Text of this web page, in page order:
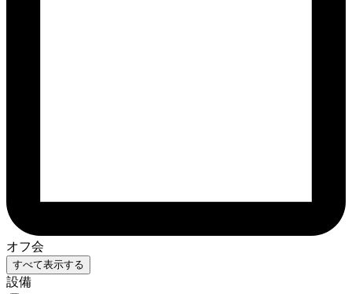
オフ会
すべて表示する
設備